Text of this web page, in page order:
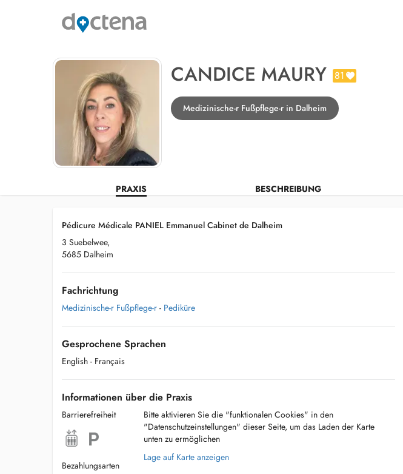
CANDICE MAURY 81
Medizinische-r Fußpflege-r in Dalheim
PRAXIS BESCHREIBUNG
Pédicure Médicale PANIEL Emmanuel Cabinet de Dalheim
3 Suebelwee,
5685 Dalheim
Fachrichtung
Medizinische-r Fußpflege-r - Pediküre
Gesprochene Sprachen
English - Français
Informationen über die Praxis
Barrierefreiheit
Bezahlungsarten
Bitte aktivieren Sie die "funktionalen Cookies" in den
"Datenschutzeinstellungen" dieser Seite, um das Laden der Karte
unten zu ermöglichen
Lage auf Karte anzeigen